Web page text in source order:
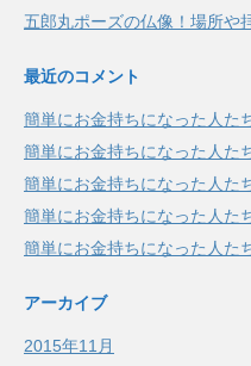
五郎丸ポーズの仏像！場所や
最近のコメント
簡単にお金持ちになった人た
簡単にお金持ちになった人た
簡単にお金持ちになった人た
簡単にお金持ちになった人た
簡単にお金持ちになった人た
アーカイブ
2015年11月